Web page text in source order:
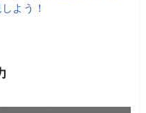
よう！